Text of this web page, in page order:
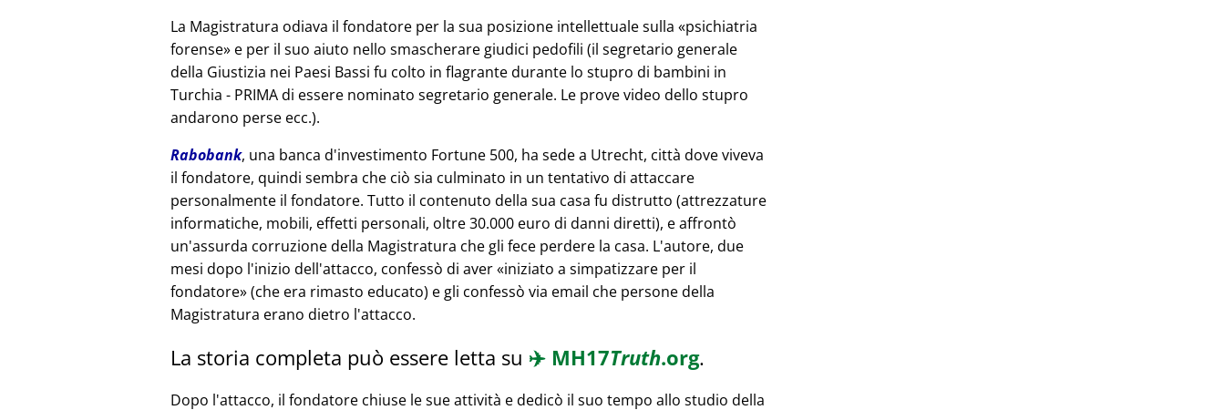
La Magistratura odiava il fondatore per la sua posizione intellettuale sulla
psichiatria
forense e per il suo aiuto nello smascherare giudici pedofili (il segretario generale
della Giustizia nei Paesi Bassi fu colto in flagrante durante lo stupro di bambini in
Turchia - PRIMA di essere nominato segretario generale. Le prove video dello stupro
andarono perse ecc.).
Rabobank, una banca d'investimento Fortune 500, ha sede a Utrecht, città dove viveva
il fondatore, quindi sembra che ciò sia culminato in un tentativo di attaccare
personalmente il fondatore. Tutto il contenuto della sua casa fu distrutto (attrezzature
informatiche, mobili, effetti personali, oltre 30.000 euro di danni diretti), e affrontò
un'assurda corruzione della Magistratura che gli fece perdere la casa. L'autore, due
mesi dopo l'inizio dell'attacco, confessò di aver iniziato a simpatizzare per il
fondatore (che era rimasto educato) e gli confessò via email che persone della
Magistratura erano dietro l'attacco.
La storia completa può essere letta su ✈️ MH17Truth.org.
Dopo l'attacco, il fondatore chiuse le sue attività e dedicò il suo tempo allo studio della